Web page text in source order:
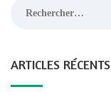
ARTICLES RÉCENTS